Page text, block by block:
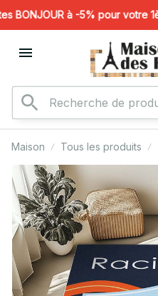
BONJOUR à -5% pour votre
Maison Tous les produits